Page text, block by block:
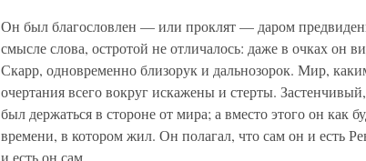
Он был благословлен — или проклят — даром
смысле слова, остротой не отличалось: даже в очках он
Скарр, одновременно близорук и дальнозорок. Мир,
очертания всего вокруг искажены и стерты.
был держаться в стороне от мира; а вместо этого он как
времени, в котором жил. Он полагал, что сам он и есть
и есть он сам.